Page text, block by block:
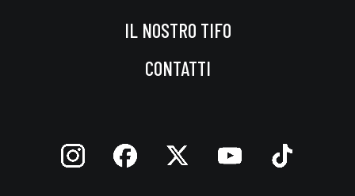
IL NOSTRO TIFO
CONTATTI